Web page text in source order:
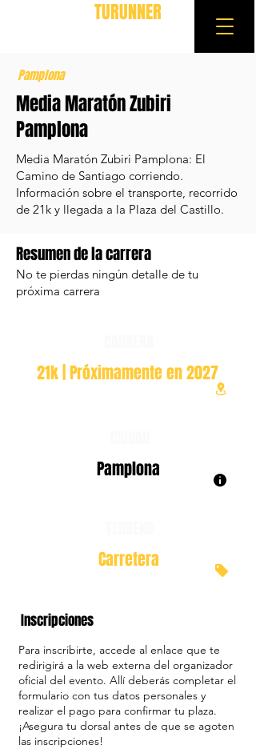
TURUNNER
Pamplona
Media Maratón Zubiri
Pamplona
Media Maratón Zubiri Pamplona: El
Camino de Santiago corriendo.
Información sobre el transporte, recorrido
de 21k y llegada a la Plaza del Castillo.
Resumen de la carrera
No te pierdas ningún detalle de tu
próxima carrera
21k | Próximamente en 2027
Pamplona
Carretera
Inscripciones
Para inscribirte, accede al enlace que te
redirigirá a la web externa del organizador
oficial del evento. Allí deberás completar el
formulario con tus datos personales y
realizar el pago para confirmar tu plaza.
¡Asegura tu dorsal antes de que se agoten
las inscripciones!